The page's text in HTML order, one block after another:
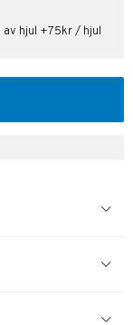
hjul +75kr / hjul